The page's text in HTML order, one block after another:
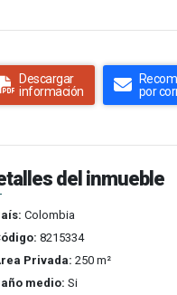
Descargar
información
por
del inmueble
Colombia
8215334
Privada: 250 m²
medio: Si